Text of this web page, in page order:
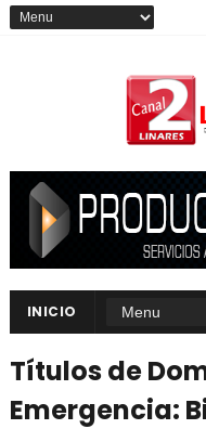
INICIO
Títulos de
Emergencia: